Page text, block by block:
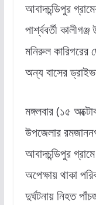
আবাদচন্ডিপুর
পার্শ্ববর্তী
মনিরুল কারিগরের
অন্য বাসের
মঙ্গলবার (১৫
উপজেলার
আবাদচন্ডিপুর
অপেক্ষায় থাকা
দুর্ঘটনায় নিহত